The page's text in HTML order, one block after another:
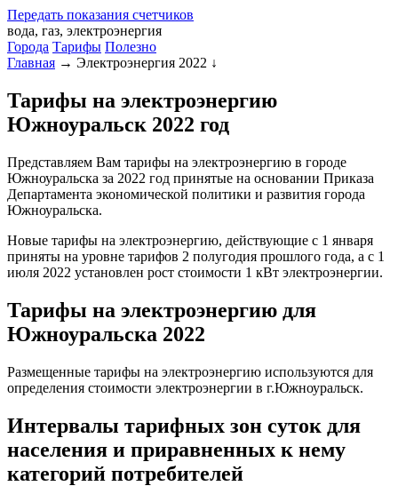
Передать показания счетчиков
вода, газ, электроэнергия
Города Тарифы Полезно
Главная → Электроэнергия 2022 ↓
Тарифы на электроэнергию
Южноуральск 2022 год
Представляем Вам тарифы на электроэнергию в городе
Южноуральска за 2022 год принятые на основании Приказа
Департамента экономической политики и развития города
Южноуральска.
Новые тарифы на электроэнергию, действующие с 1 января
приняты на уровне тарифов 2 полугодия прошлого года, а с 1
июля 2022 установлен рост стоимости 1 кВт электроэнергии.
Тарифы на электроэнергию для
Южноуральска 2022
Размещенные тарифы на электроэнергию используются для
определения стоимости электроэнергии в г.Южноуральск.
Интервалы тарифных зон суток для
населения и приравненных к нему
категорий потребителей